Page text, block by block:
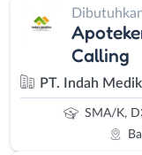
Calling
PT. Indah
SMA/K,